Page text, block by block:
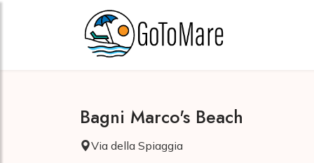
Bagni Marco's Beach
Via della Spiaggia